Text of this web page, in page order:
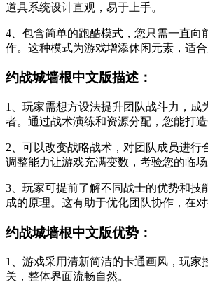
道具系统设计直观，易于上手。
4、包含简单的跑酷模式，您只需一直向
作。这种模式为游戏增添休闲元素，适合
约战城墙根中文版描述：
1、玩家需想方设法提升团队战斗力，成
者。通过战术演练和资源分配，您能打造
2、可以改变战略战术，对团队成员进行
调整能力让游戏充满变数，考验您的临场
3、玩家可提前了解不同战士的优势和技
成的原理。这有助于优化团队协作，在对
约战城墙根中文版优势：
1、游戏采用清新简洁的卡通画风，玩家
关，整体界面流畅自然。